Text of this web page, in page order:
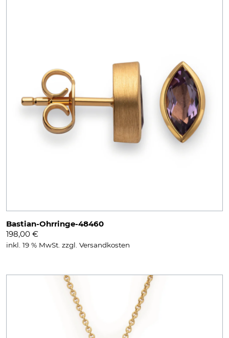
Bastian-Ohrringe-48460
198,00 €
inkl. 19 % MwSt. zzgl. Versandkosten